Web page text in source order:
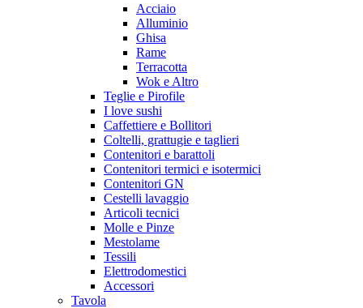
Acciaio
Alluminio
Ghisa
Rame
Terracotta
Wok e Altro
Teglie e Pirofile
I love sushi
Caffettiere e Bollitori
Coltelli, grattugie e taglieri
Contenitori e barattoli
Contenitori termici e isotermici
Contenitori GN
Cestelli lavaggio
Articoli tecnici
Molle e Pinze
Mestolame
Tessili
Elettrodomestici
Accessori
Tavola